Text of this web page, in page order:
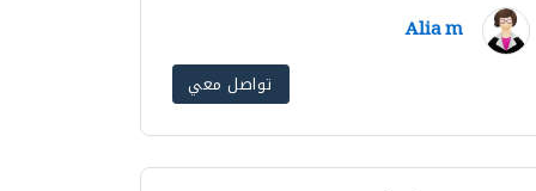
Alia m
تواصل معي